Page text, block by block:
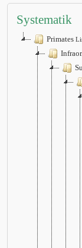
Systematik
Primates